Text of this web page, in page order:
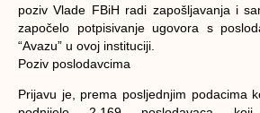
poziv Vlade FBiH radi zapošljavanja i
započelo potpisivanje ugovora s
“Avazu” u ovoj instituciji.
Poziv poslodavcima
Prijavu je, prema posljednjim podacima